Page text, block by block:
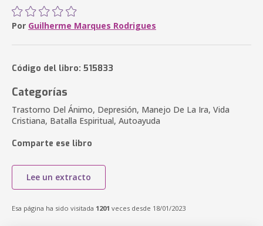
Por Guilherme Marques Rodrigues
Código del libro: 515833
Categorías
Trastorno Del Ánimo, Depresión, Manejo De La Ira, Vida
Cristiana, Batalla Espiritual, Autoayuda
Comparte ese libro
Lee un extracto
Esa página ha sido visitada 1201 veces desde 18/01/2023